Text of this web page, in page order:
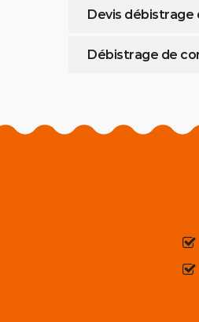
Devis débistrage
Débistrage de